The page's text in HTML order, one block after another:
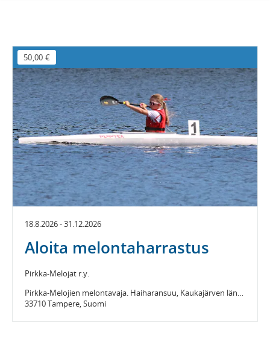
50,00 €
18.8.2026 - 31.12.2026
Aloita melontaharrastus
Pirkka-Melojat r.y.
Pirkka-Melojien melontavaja. Haiharansuu, Kaukajärven länsipää
33710 Tampere, Suomi